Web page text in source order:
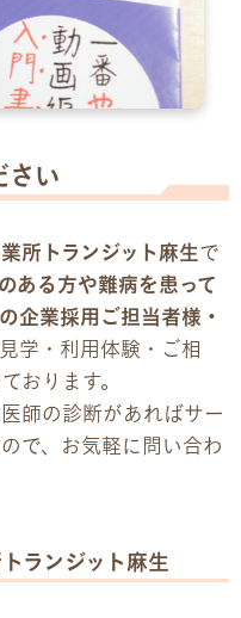
さい
所トランジット麻生で
ある方や難病を患って
企業採用ご担当者様・
学・利用体験・ご相
おります。
師の診断があればサー
で、お気軽に問い合わ
ランジット麻生